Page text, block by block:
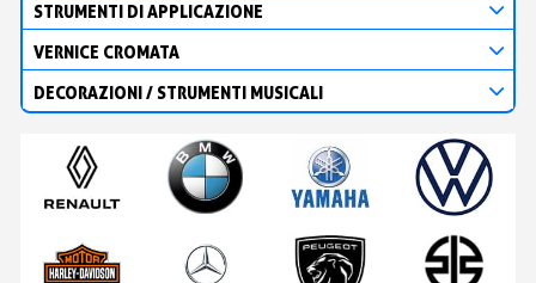
STRUMENTI DI APPLICAZIONE
VERNICE CROMATA
DECORAZIONI / STRUMENTI MUSICALI